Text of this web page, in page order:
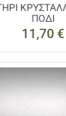
ΠΟΔΙ
11,70 €